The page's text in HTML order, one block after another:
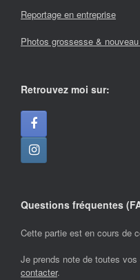
Reportage en entreprise
Photos grossesse &
Retrouvez moi sur:
Questions fréquentes
Cette partie est en cours de
Je prends note de toutes
contacter.